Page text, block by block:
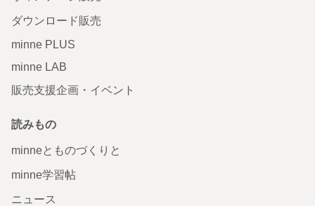
ダウンロード販売
minne PLUS
minne LAB
販売支援企画・イベント
読みもの
minneとものづくりと
minne学習帖
ニュース